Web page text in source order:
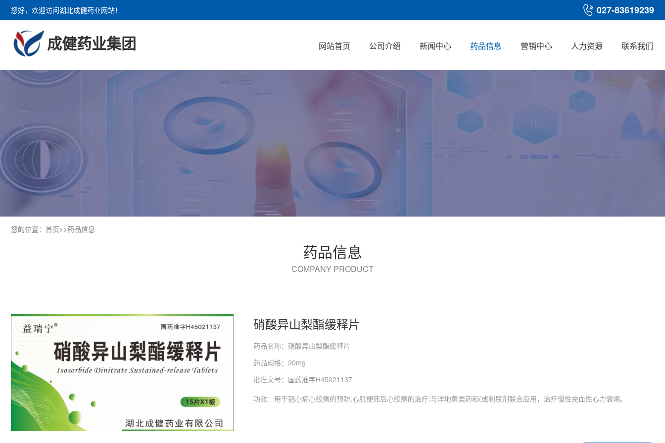
027-83619239
您好，欢迎访问湖北成健药业网站！
成健药业集团 网站首页 公司介绍 新闻中心 药品信息 营销中心 人力资源 联系我们
您的位置： 首页>>药品信息
药品信息
COMPANY PRODUCT
硝酸异山梨酯缓释片
药品名称：硝酸异山梨酯缓释片
药品规格：20mg
批准文号：国药准字H45021137
功效：用于冠心病心绞痛的预防;心肌梗死后心绞痛的治疗;与洋地黄类药和(或利尿剂联合应用，治疗慢性充血性心力衰竭。